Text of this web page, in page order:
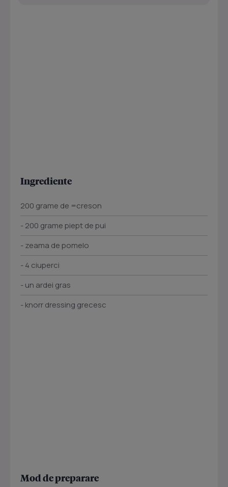
Ingrediente
200 grame de =creson
- 200 grame piept de pui
- zeama de pomelo
- 4 ciuperci
- un ardei gras
- knorr dressing grecesc
Mod de preparare